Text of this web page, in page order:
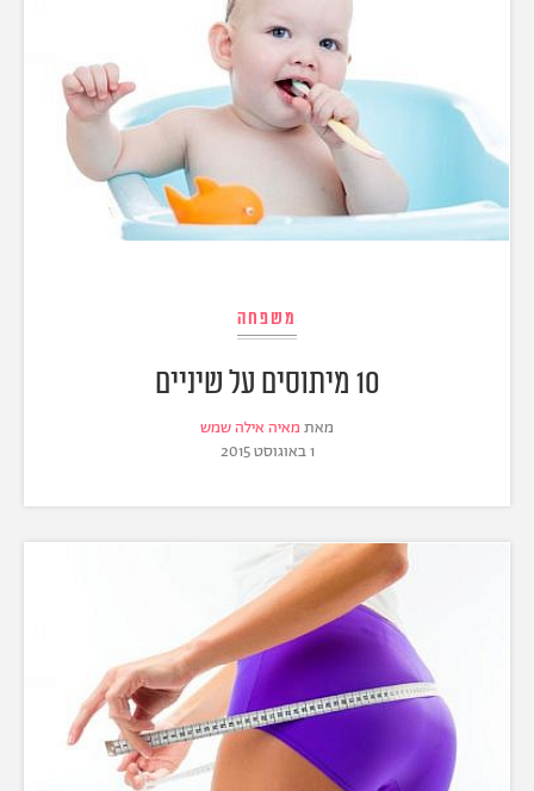
משפחה
10 מיתוסים על שיניים
מאת מאיה אילה שמש
1 באוגוסט 2015